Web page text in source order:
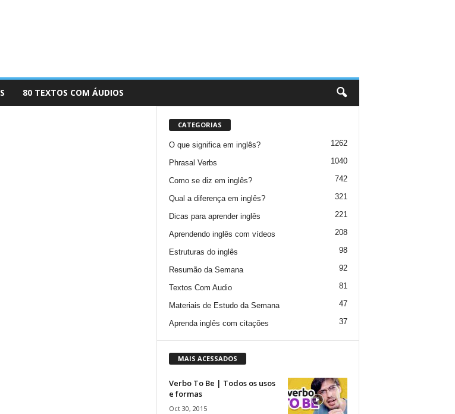
80 TEXTOS COM ÁUDIOS
CATEGORIAS
O que significa em inglês? 1262
Phrasal Verbs 1040
Como se diz em inglês? 742
Qual a diferença em inglês? 321
Dicas para aprender inglês 221
Aprendendo inglês com vídeos 208
Estruturas do inglês 98
Resumão da Semana 92
Textos Com Audio 81
Materiais de Estudo da Semana 47
Aprenda inglês com citações 37
MAIS ACESSADOS
Verbo To Be | Todos os usos
e formas
Oct 30, 2015